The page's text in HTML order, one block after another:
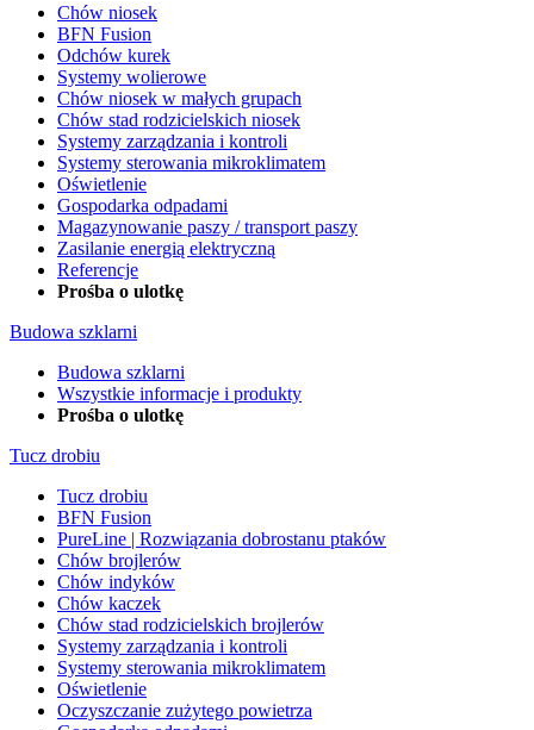
Chów niosek
BFN Fusion
Odchów kurek
Systemy wolierowe
Chów niosek w małych grupach
Chów stad rodzicielskich niosek
Systemy zarządzania i kontroli
Systemy sterowania mikroklimatem
Oświetlenie
Gospodarka odpadami
Magazynowanie paszy / transport paszy
Zasilanie energią elektryczną
Referencje
Prośba o ulotkę
Budowa szklarni
Budowa szklarni
Wszystkie informacje i produkty
Prośba o ulotkę
Tucz drobiu
Tucz drobiu
BFN Fusion
PureLine | Rozwiązania dobrostanu ptaków
Chów brojlerów
Chów indyków
Chów kaczek
Chów stad rodzicielskich brojlerów
Systemy zarządzania i kontroli
Systemy sterowania mikroklimatem
Oświetlenie
Oczyszczanie zużytego powietrza